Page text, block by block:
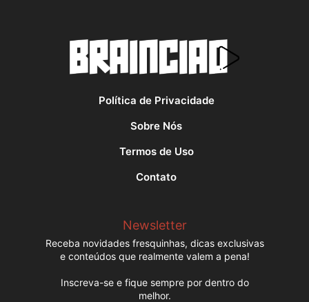
Política de Privacidade
Sobre Nós
Termos de Uso
Contato
Newsletter
Receba novidades fresquinhas, dicas exclusivas
e conteúdos que realmente valem a pena!
Inscreva-se e fique sempre por dentro do
melhor.